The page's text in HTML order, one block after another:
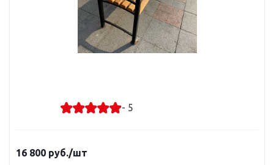
- 5
16 800 руб./шт